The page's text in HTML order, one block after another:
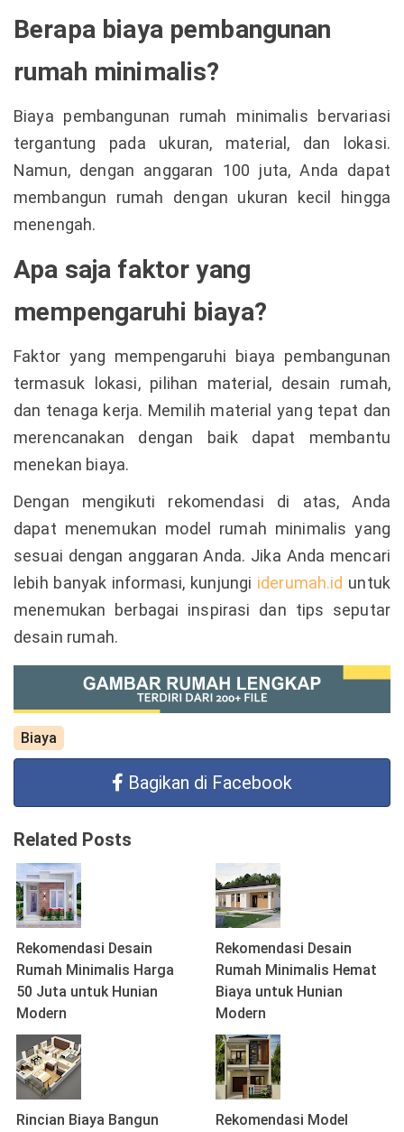
Berapa biaya pembangunan
rumah minimalis?
Biaya pembangunan rumah minimalis bervariasi
tergantung pada ukuran, material, dan lokasi.
Namun, dengan anggaran 100 juta, Anda dapat
membangun rumah dengan ukuran kecil hingga
menengah.
Apa saja faktor yang
mempengaruhi biaya?
Faktor yang mempengaruhi biaya pembangunan
termasuk lokasi, pilihan material, desain rumah,
dan tenaga kerja. Memilih material yang tepat dan
merencanakan dengan baik dapat membantu
menekan biaya.
Dengan mengikuti rekomendasi di atas, Anda
dapat menemukan model rumah minimalis yang
sesuai dengan anggaran Anda. Jika Anda mencari
lebih banyak informasi, kunjungi iderumah.id untuk
menemukan berbagai inspirasi dan tips seputar
desain rumah.
Biaya
Bagikan di Facebook
Related Posts
Rekomendasi Desain
Rumah Minimalis Harga
50 Juta untuk Hunian
Modern
Rekomendasi Desain
Rumah Minimalis Hemat
Biaya untuk Hunian
Modern
Rincian Biaya Bangun
Rekomendasi Model